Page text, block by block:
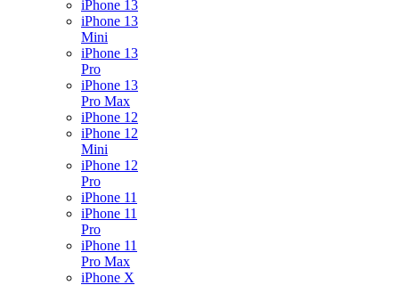
iPhone 13
iPhone 13
Mini
iPhone 13
Pro
iPhone 13
Pro Max
iPhone 12
iPhone 12
Mini
iPhone 12
Pro
iPhone 11
iPhone 11
Pro
iPhone 11
Pro Max
iPhone X